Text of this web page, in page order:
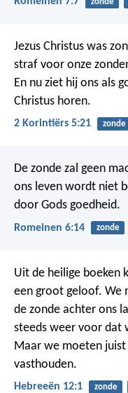
Jezus Christus was
straf voor onze
En nu ziet hij ons als
Christus horen.
2 Korintiërs 5:21 zonde
De zonde zal geen
ons leven wordt niet
door Gods goedheid.
Romeinen 6:14 zonde
Uit de heilige boeken
een groot geloof. We
de zonde achter ons
steeds weer voor dat
Maar we moeten
vasthouden.
Hebreeën 12:1 zonde